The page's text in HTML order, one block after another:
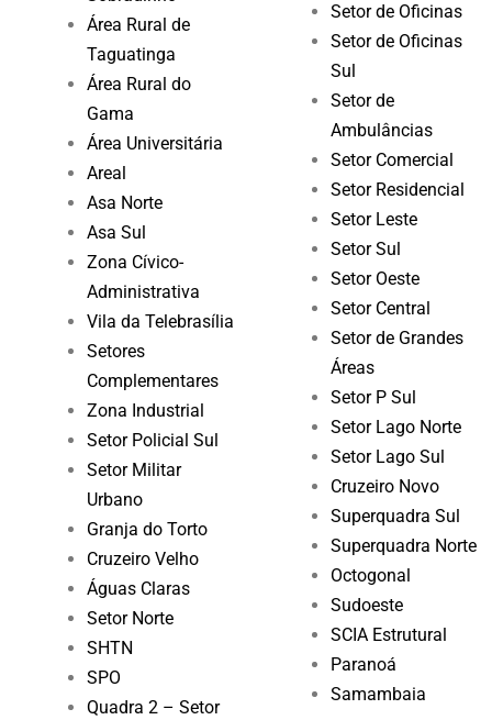
Área Rural de
Taguatinga
Área Rural do
Gama
Área Universitária
Areal
Asa Norte
Asa Sul
Zona Cívico-
Administrativa
Vila da Telebrasília
Setores
Complementares
Zona Industrial
Setor Policial Sul
Setor Militar
Urbano
Granja do Torto
Cruzeiro Velho
Águas Claras
Setor Norte
SHTN
SPO
Quadra 2 – Setor
Setor de Oficinas
Setor de Oficinas
Sul
Setor de
Ambulâncias
Setor Comercial
Setor Residencial
Setor Leste
Setor Sul
Setor Oeste
Setor Central
Setor de Grandes
Áreas
Setor P Sul
Setor Lago Norte
Setor Lago Sul
Cruzeiro Novo
Superquadra Sul
Superquadra Norte
Octogonal
Sudoeste
SCIA Estrutural
Paranoá
Samambaia